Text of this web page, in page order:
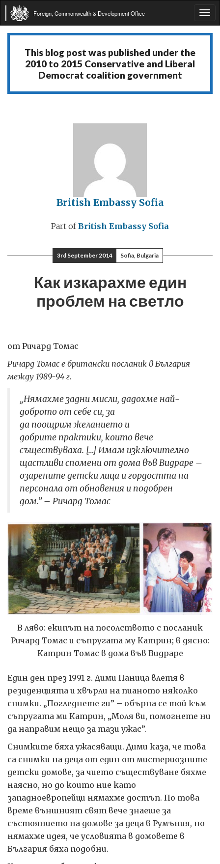
Foreign, Commonwealth & Development Office
This blog post was published under the
2010 to 2015 Conservative and Liberal
Democrat coalition government
British Embassy Sofia
Part ofBritish Embassy Sofia
3rd September 2014 Sofia, Bulgaria
Как изкарахме един
проблем на светло
от Ричард Томас
Ричард Томас е британски посланик в България
между 1989-94 г.
„Нямахме задни мисли, дадохме най-
доброто от себе си, за
да поощрим желанието и
добрите практики, които вече
съществуваха. […] Имам изключително
щастливи спомени от дома във Видраре –
озарените детски лица и гордостта на
персонала от обновения и подобрен
дом.” – Ричард Томас
В ляво: екипът на посолството с посланик
Ричард Томас и съпругата му Катрин; в дясно:
Катрин Томас в дома във Видраре
Един ден през 1991 г. Дими Паница влетя в
резиденцията и хвърли на пианото няколко
снимки. „Погледнете ги” – обърна се той към
съпругата ми Катрин, „Моля ви, помогнете ни
да направим нещо за тази ужас”.
Снимките бяха ужасяващи. Дими каза, че това
са снимки на деца от един от мистериозните
детски домове, за чието съществуване бяхме
наясно, но до които ние като
западноевропейци нямахме достъп. По това
време външният свят вече знаеше за
състоянието на домове за деца в Румъния, но
нямахме идея, че условията в домовете в
България бяха подобни.